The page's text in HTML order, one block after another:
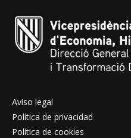
Aviso legal
Política de privacidad
Política de cookies